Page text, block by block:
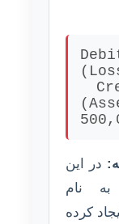
در این
نام
کرده